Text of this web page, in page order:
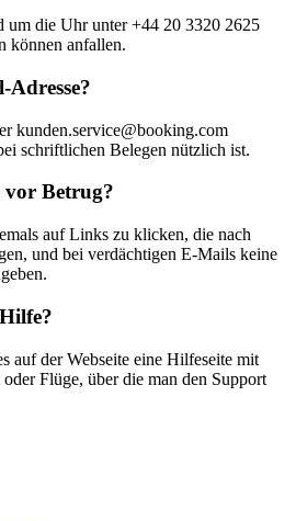
um die Uhr unter +44 20 3320 2625
können anfallen.
kunden.service@booking.com
schriftlichen Belegen nützlich ist.
vor Betrug?
auf Links zu klicken, die nach
und bei verdächtigen E-Mails keine
auf der Webseite eine Hilfeseite mit
Flüge, über die man den Support